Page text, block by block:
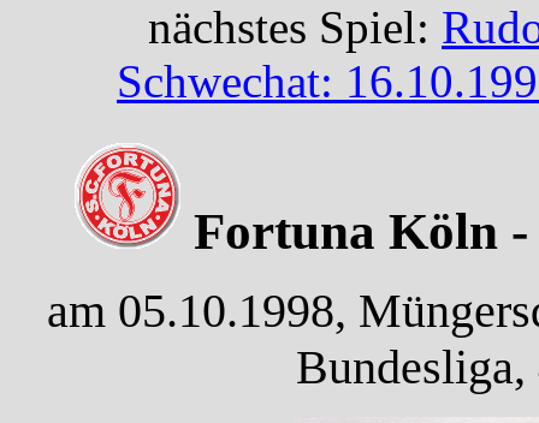
nächstes Spiel:
Schwechat:
Fortuna Köln
am 05.10.1998,
Bundesliga,